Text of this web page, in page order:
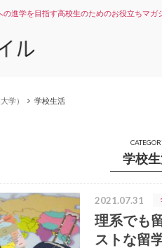
の進学を目指す高校生のためのお役立ちマガ
学） 学校生活
学校
2021.07.31
理系でも
ストな留